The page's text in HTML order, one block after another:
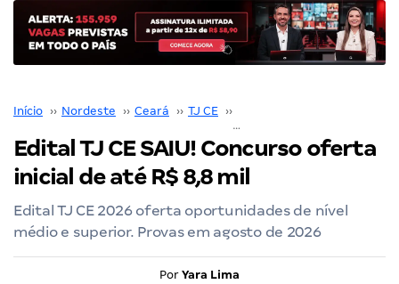
Início ›› Nordeste ›› Ceará ›› TJ CE ››
Edital TJ CE SAIU! Concurso oferta
inicial de até R$ 8,8 mil
Edital TJ CE 2026 oferta oportunidades de nível
médio e superior. Provas em agosto de 2026
Por Yara Lima